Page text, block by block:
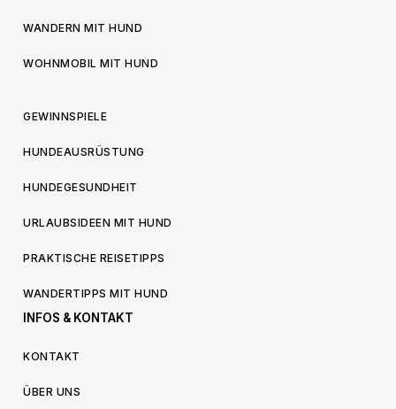
WANDERN MIT HUND
WOHNMOBIL MIT HUND
GEWINNSPIELE
HUNDEAUSRÜSTUNG
HUNDEGESUNDHEIT
URLAUBSIDEEN MIT HUND
PRAKTISCHE REISETIPPS
WANDERTIPPS MIT HUND
INFOS & KONTAKT
KONTAKT
ÜBER UNS